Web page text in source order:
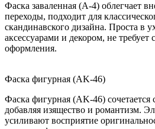
Фаска заваленная (A-4) облегчает
переходы, подходит для
скандинавского дизайна. Проста в
аксессуарами и декором, не требует
оформления.
Фаска фигурная (AK-46)
Фаска фигурная (AK-46) сочетается
добавляя изящество и романтизм.
усиливают восприятие